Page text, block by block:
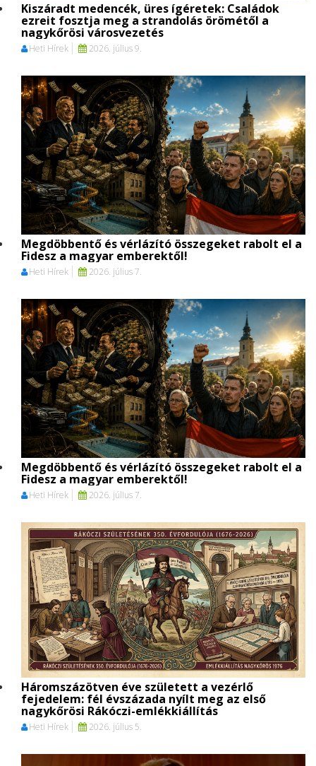
Kiszáradt medencék, üres ígéretek: Családok
ezreit fosztja meg a strandolás örömétől a
nagykőrösi városvezetés
Heti Hírek 2026. július 9.
Megdöbbentő és vérlázító összegeket rabolt el a
Fidesz a magyar emberektől!
Heti Hírek 2026. július 7.
Megdöbbentő és vérlázító összegeket rabolt el a
Fidesz a magyar emberektől!
Heti Hírek 2026. július 7.
Háromszázötven éve született a vezérlő
fejedelem: fél évszázada nyílt meg az első
nagykőrösi Rákóczi-emlékkiállítás
Heti Hírek 2026. július 5.